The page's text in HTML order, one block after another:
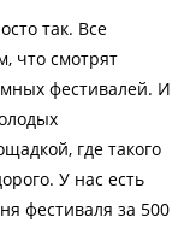
так. Все
что смотрят
фестивалей. И
где такого
У нас есть
фестиваля за 500